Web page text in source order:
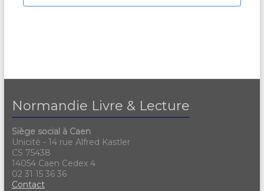
Normandie Livre & Lecture
Siège social à Caen
Unicité - 14 rue Alfred Kastler
CS 75438
14054 Caen Cedex 4
02 31 15 36 36
Contact